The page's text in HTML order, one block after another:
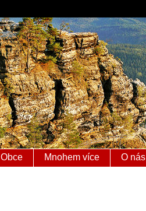
Obce Mnohem více O nás